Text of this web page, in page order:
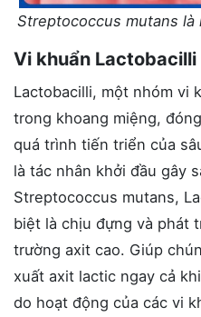
Streptococcus mutans là
Vi khuẩn Lactobacilli
Lactobacilli, một nhóm vi
trong khoang miệng,
quá trình tiến triển của
là tác nhân khởi đầu gây
Streptococcus mutans,
biệt là chịu đựng và phát
trường axit cao. Giúp
xuất axit lactic ngay cả
do hoạt động của các vi